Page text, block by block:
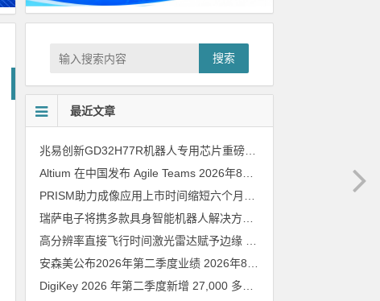
搜索
最近文章
兆易创新GD32H77R机器人专用芯片重磅亮相，精准赋能伺服驱动与关节控制
Altium 在中国发布 Agile Teams 2026年8月6日
2026
安森美公布2026年第二季度业绩 2026年8月6日